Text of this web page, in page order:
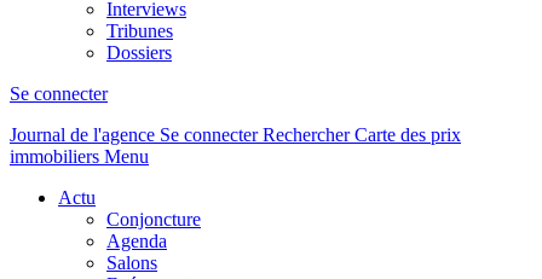
Interviews
Tribunes
Dossiers
Se connecter
Journal de l'agence Se connecterRechercher Carte des prix
immobiliers Menu
Actu
Conjoncture
Agenda
Salons